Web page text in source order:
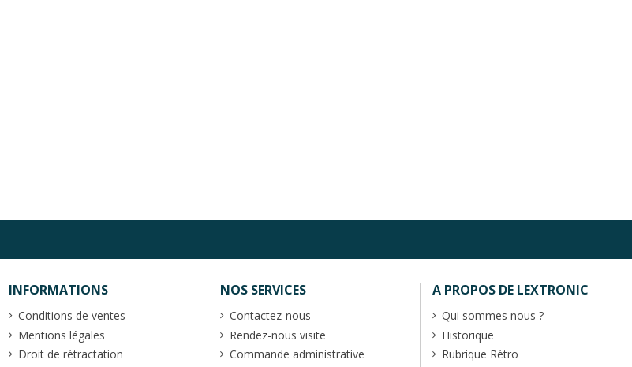
INFORMATIONS
Conditions de ventes
Mentions légales
Droit de rétractation
NOS SERVICES
Contactez-nous
Rendez-nous visite
Commande administrative
A PROPOS DE LEXTRONIC
Qui sommes nous ?
Historique
Rubrique Rétro